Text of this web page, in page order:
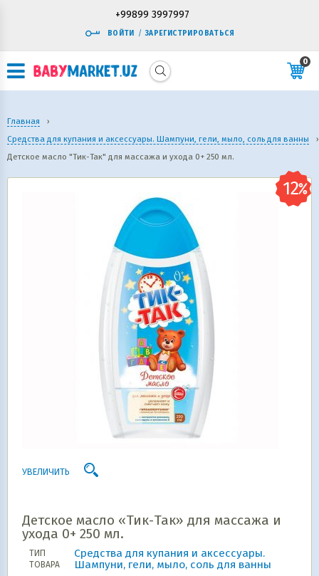
+99899 3997997
ВОЙТИ / ЗАРЕГИСТРИРОВАТЬСЯ
0
Главная
›
Средства для купания и аксессуары. Шампуни, гели, мыло, соль для ванны
›
Детское масло "Тик-Так" для массажа и ухода 0+ 250 мл.
УВЕЛИЧИТЬ
Детское масло «Тик-Так» для массажа и
ухода 0+ 250 мл.
ТИП
ТОВАРА
Средства для купания и аксессуары.
Шампуни, гели, мыло, соль для ванны